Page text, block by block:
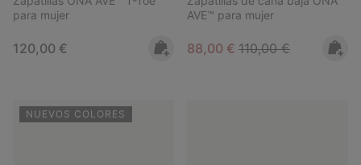
para mujer
Regular price:
120,00 €
AVE™ para mujer
Sale price:
88,00 € Regular price:
110,00 €
NUEVOS COLORES